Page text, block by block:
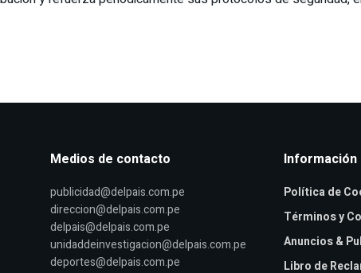
Medios de contacto
publicidad@delpais.com.pe
direccion@delpais.com.pe
delpais@delpais.com.pe
unidaddeinvestigacion@delpais.com.pe
deportes@delpais.com.pe
Información
Política de
Términos y
Anuncios &
Libro de